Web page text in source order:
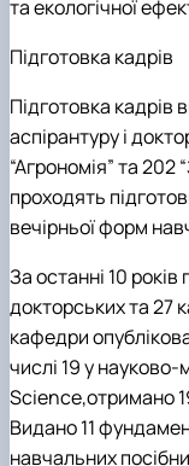
та екологічної
Підготовка кадрів
Підготовка кадрів
аспірантуру і
“Агрономія” та 202
проходять
вечірньої форм
За останні 10
докторських та 27
кафедри
числі 19 у
Science,отримано
Видано 11
навчальних